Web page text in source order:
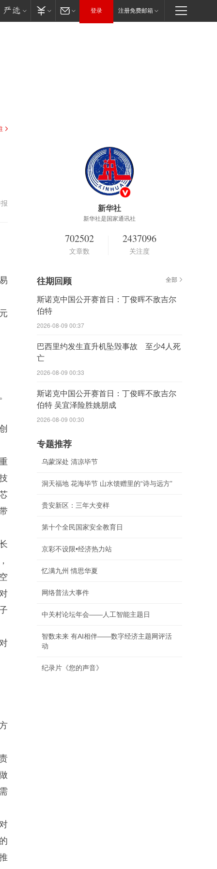
登录 注册免费邮箱
新华社
新华社是国家通讯社
702502
文章数
2437096
关注度
往期回顾 全部
斯诺克中国公开赛首日：丁俊晖不敌吉尔
伯特
2026-08-09 00:37
巴西里约发生直升机坠毁事故 至少4人死
亡
2026-08-09 00:33
斯诺克中国公开赛首日：丁俊晖不敌吉尔
伯特 吴宜泽险胜姚朋成
2026-08-09 00:30
专题推荐
乌蒙深处 清凉毕节
洞天福地 花海毕节 山水馈赠里的“诗与远方”
贵安新区：三年大变样
第十个全民国家安全教育日
京彩不设限•经济热力站
忆满九州 情思华夏
网络普法大事件
中关村论坛年会——人工智能主题日
智数未来 有AI相伴——数字经济主题网评活
动
纪录片《您的声音》